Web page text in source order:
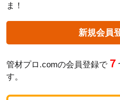
ま！
新規会員
管材プロ.comの会員登録で ７
す。